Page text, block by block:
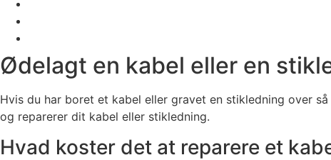
Ødelagt en kabel eller en
Hvis du har boret et kabel eller gravet en stikledning over
og reparerer dit kabel eller stikledning.
Hvad koster det at reparere et